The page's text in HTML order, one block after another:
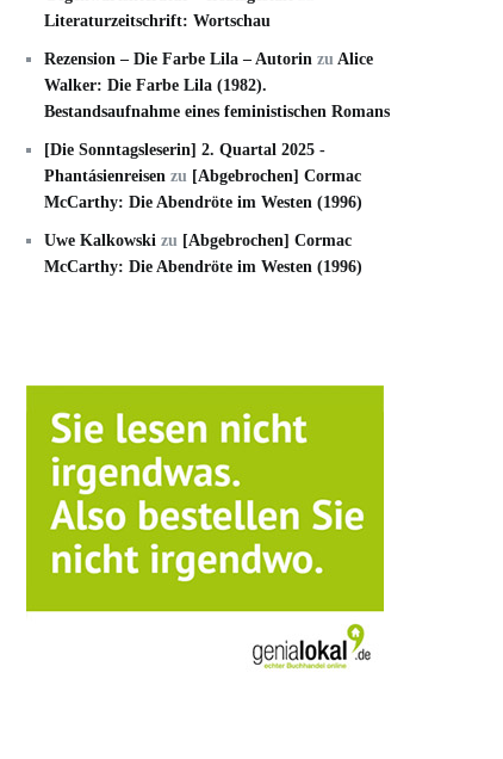
Literaturzeitschrift: Wortschau
Rezension – Die Farbe Lila – Autorin zu Alice
Walker: Die Farbe Lila (1982).
Bestandsaufnahme eines feministischen Romans
[Die Sonntagsleserin] 2. Quartal 2025 -
Phantásienreisen zu [Abgebrochen] Cormac
McCarthy: Die Abendröte im Westen (1996)
Uwe Kalkowski zu [Abgebrochen] Cormac
McCarthy: Die Abendröte im Westen (1996)